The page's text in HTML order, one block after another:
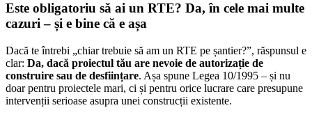
Este obligatoriu să ai un RTE? Da, în cele mai multe
cazuri – și e bine că e așa
Dacă te întrebi „chiar trebuie să am un RTE pe șantier?”, răspunsul e
clar: Da, dacă proiectul tău are nevoie de autorizație de
construire sau de desființare. Așa spune Legea 10/1995 – și nu
doar pentru proiectele mari, ci și pentru orice lucrare care presupune
intervenții serioase asupra unei construcții existente.